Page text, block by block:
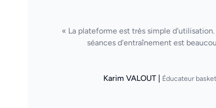
« La plateforme est très simple
séances d'entraînement est
Karim VALOUT | Éducateur